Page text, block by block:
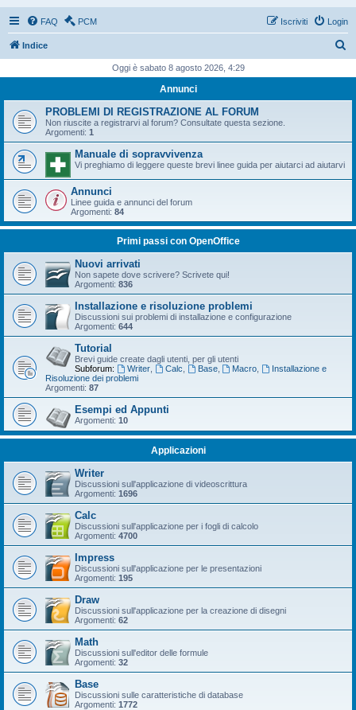
FAQ PCM Login
Iscriviti
Indice
c
Oggi è sabato 8 agosto 2026, 4:29
Annunci
PROBLEMI DI REGISTRAZIONE AL FORUM
Non riuscite a registrarvi al forum? Consultate questa sezione.
Argomenti: 1
Manuale di sopravvivenza
Vi preghiamo di leggere queste brevi linee guida per aiutarci ad aiutarvi
Annunci
Linee guida e annunci del forum
Argomenti: 84
Primi passi con OpenOffice
Nuovi arrivati
Non sapete dove scrivere? Scrivete qui!
Argomenti: 836
Installazione e risoluzione problemi
Discussioni sui problemi di installazione e configurazione
Argomenti: 644
Tutorial
Brevi guide create dagli utenti, per gli utenti
Subforum:
Writer, Calc Base, Macro
Installazione e
Risoluzione dei problemi
Argomenti: 87
Esempi ed Appunti
Argomenti: 10
Applicazioni
Writer
Discussioni sull'applicazione di videoscrittura
Argomenti: 1696
Calc
Discussioni sull'applicazione per i fogli di calcolo
Argomenti: 4700
Impress
Discussioni sull'applicazione per le presentazioni
Argomenti: 195
Draw
Discussioni sull'applicazione per la creazione di disegni
Argomenti: 62
Math
Discussioni sull'editor delle formule
Argomenti: 32
Base
Discussioni sulle caratteristiche di database
Argomenti: 1772